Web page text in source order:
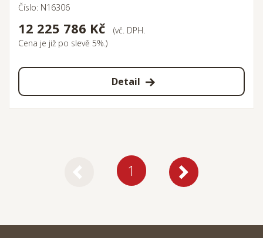
Číslo: N16306
12 225 786 Kč
(vč. DPH.
Cena je již po slevě 5%.)
Detail
1